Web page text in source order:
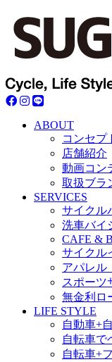
ABOUT
コンセプ
店舗紹介
動画コン
取扱ブラ
SERVICES
サイクル
洗車バイ
CAFE &
サイクル
アパレル
スポーツ
無金利ロ
LIFE STYLE
自動車+
自転車で
自転車+